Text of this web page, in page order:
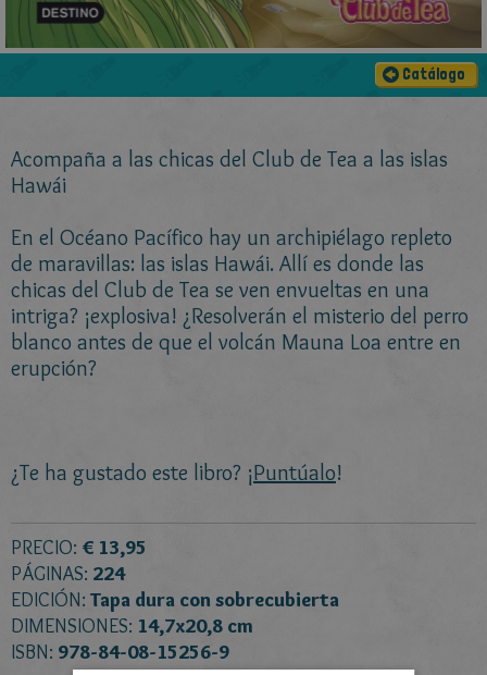
Catálogo
Acompaña a las chicas del Club de Tea a las islas
Hawái
En el Océano Pacífico hay un archipiélago repleto
de maravillas: las islas Hawái. Allí es donde las
chicas del Club de Tea se ven envueltas en una
intriga? ¡explosiva! ¿Resolverán el misterio del perro
blanco antes de que el volcán Mauna Loa entre en
erupción?
¿Te ha gustado este libro? ¡Puntúalo!
PRECIO: € 13,95
PÁGINAS: 224
EDICIÓN: Tapa dura con sobrecubierta
DIMENSIONES: 14,7x20,8 cm
ISBN: 978-84-08-15256-9